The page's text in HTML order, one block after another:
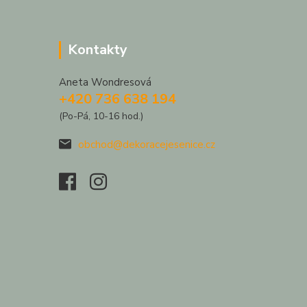
Kontakty
Aneta Wondresová
+420 736 638 194
(Po-Pá, 10-16 hod.)
obchod@dekoracejesenice.cz